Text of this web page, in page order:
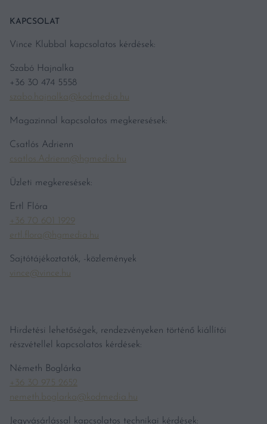
KAPCSOLAT
Vince Klubbal kapcsolatos kérdések:
Szabó Hajnalka
+36 30 474 5558
szabo.hajnalka@kodmedia.hu
Magazinnal kapcsolatos megkeresések:
Csatlós Adrienn
csatlos.Adrienn@hgmedia.hu
Üzleti megkeresések:
Ertl Flóra
+36 70 601 1929
ertl.flora@hgmedia.hu
Sajtótájékoztatók, -közlemények
vince@vince.hu
Hirdetési lehetőségek, rendezvényeken történő kiállítói
részvétellel kapcsolatos kérdések:
Németh Boglárka
+36 30 975 2652
nemeth.boglarka@kodmedia.hu
Jegyvásárlással kapcsolatos technikai kérdések: